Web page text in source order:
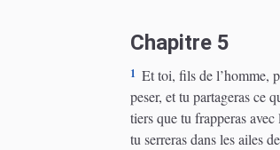
Chapitre 5
1 Et toi, fils de l’homme,
peser, et tu partageras ce
tiers que tu frapperas
tu serreras dans les ailes